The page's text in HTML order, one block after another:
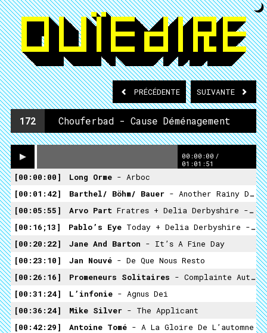
PRÉCÉDENTE SUIVANTE
172 Chouferbad - Cause Déménagement
00:00:00 /
01:01:51
00:00:00 Long Orme - Arboc
00:01:42
Barthel/ Böhm/ Bauer - Another Rainy Day
00:05:55
Arvo Part Fratres + Delia Derbyshire - Falling
00:16;13
Pablo’s Eye Today + Delia Derbyshire - Land
00:20:22
Jane And Barton - It’s A Fine Day
00:23:10
Jan Nouvé - De Que Nous Resto
00:26:16
Promeneurs Solitaires - Complainte Autour D’un Mur
00:31:24
L’infonie - Agnus Dei
00:36:24
Mike Silver - The Applicant
00:42:29
Antoine Tomé - A La Gloire De L’automne